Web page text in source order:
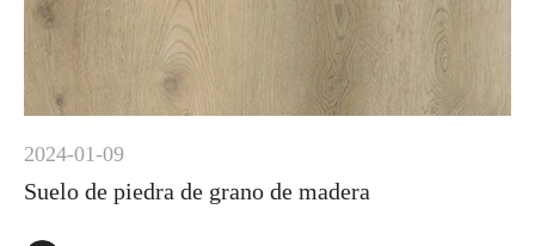
2024-01-09
Suelo de piedra de grano de madera